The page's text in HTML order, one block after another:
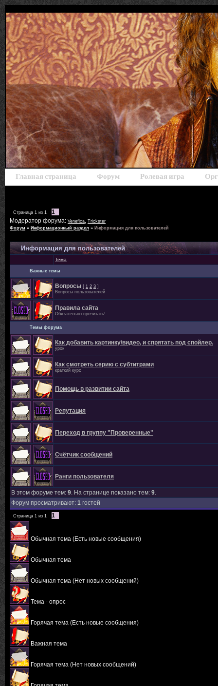
Главная страница Форум Ролевая игра
Страница 1 из 1
1
Модератор форума: Venefica, Trickster
Форум » Информационный раздел » Информация для пользователей
Информация для пользователей
Тема
Важные темы
Вопросы [ 1 2 3 ]
Вопросы пользователей
Правила сайта
Обязательно прочитать!
Темы форума
Как добавить картинку\видео, и спрятать под спойлер.
урок
Как смотреть серию с субтитрами
краткий курс
Помощь в развитии сайта
Репутация
Переход в группу "Проверенные"
Счётчик сообщений
Ранги пользователя
В этом форуме тем: 9. На странице показано тем: 9.
Форум просматривают: 1 гостей
Страница 1 из 1 1
Обычная тема (Есть новые сообщения)
Обычная тема
Обычная тема (Нет новых сообщений)
Тема - опрос
Горячая тема (Есть новые сообщения)
Важная тема
Горячая тема (Нет новых сообщений)